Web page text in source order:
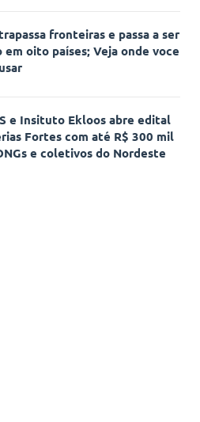
fronteiras e passa a ser
em oito países; Veja onde voce
e Insituto Ekloos abre edital
Fortes com até R$ 300 mil
e coletivos do Nordeste